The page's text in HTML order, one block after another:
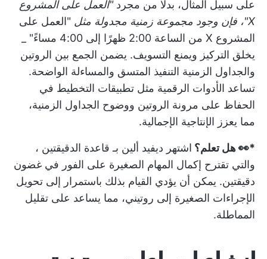
على سبيل المثال، بدلًا من مجرد"العمل على المشروع
X"، فإن وجود مجموعة زمنية مجدولة مثل
"العمل على
المشروع X من الساعة 2:00 ظهرًا إلى 4:00 مساءً" _
يخلق التركيز ويمنع التسويف. يضمن الجمع بين الروتين
والجداول الزمنية التنفيذ المتسق والمساءلة الواضحة.
تساعد الأدوات الرقمية مثل تطبيقات التخطيط في
الحفاظ على مرونة الروتين ووضوح الجداول الزمنية،
مما يعزز الإنتاجية الإجمالية.
*👀 هل تعلم؟ اشتهر ديفيد ألين بـ قاعدة الدقيقتين ،
والتي تقترح إكمال المهام الصغيرة على الفور في غضون
دقيقتين. يمكن أن يؤدي القيام بذلك باستمرار إلى تحويل
الإجراءات الصغيرة إلى روتيني، مما يساعد على تقليل
المماطلة.